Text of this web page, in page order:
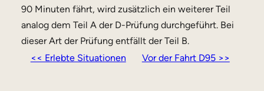
90 Minuten fährt, wird zusätzlich ein weiterer Teil
analog dem Teil A der D-Prüfung durchgeführt. Bei
dieser Art der Prüfung entfällt der Teil B.
<< Erlebte Situationen
Vor der Fahrt D95 >>